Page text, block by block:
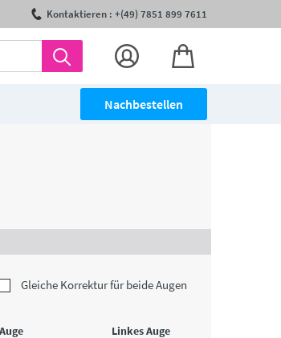
Kontaktieren : +(49) 7851 899 7611
Nachbestellen
Gleiche Korrektur für beide Augen
Linkes Auge